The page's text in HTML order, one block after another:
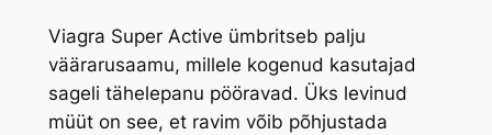
Viagra Super Active ümbritseb palju
väärarusaamu, millele kogenud kasutajad
sageli tähelepanu pööravad. Üks levinud
müüt on see, et ravim võib põhjustada